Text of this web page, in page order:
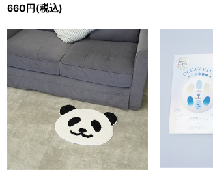
660円(税込)